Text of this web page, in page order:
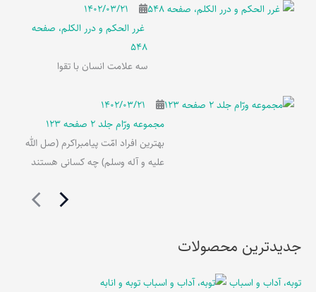
۱۴۰۲/۰۳/۲۱
غرر الحکم و درر الکلم، صفحه
548
سه علامت انسان با تقوا
۱۴۰۲/۰۳/۲۱
مجموعه ورّام جلد 2 صفحه 123
بهترین افراد امّت پیامبراکرم (صل الله
علیه و آله وسلم) چه کسانی هستند
جدیدترین محصولات
توبه، آداب و اسباب